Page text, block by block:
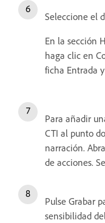
Seleccione el
En la sección
haga clic en
ficha Entrada
Para añadir
CTI al punto
narración.
de acciones.
Pulse Grabar
sensibilidad